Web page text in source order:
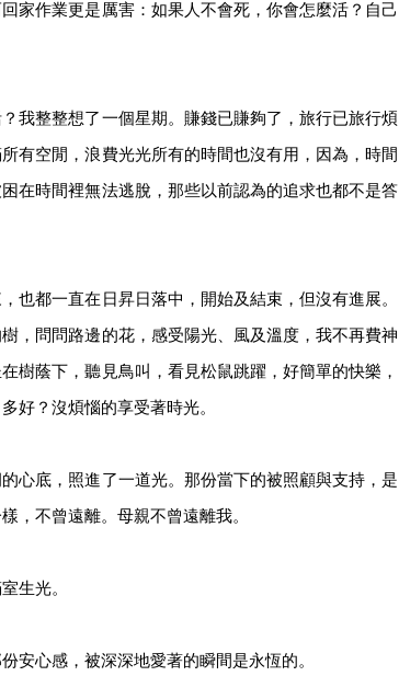
家作業更是厲害：如果人不會死，你會怎麼活？自己
我整整想了一個星期。賺錢已賺夠了，旅行已旅行煩
有空閒，浪費光光所有的時間也沒有用，因為，時間
在時間裡無法逃脫，那些以前認為的追求也都不是答
也都一直在日昇日落中，開始及結束，但沒有進展。
，問問路邊的花，感受陽光、風及溫度，我不再費神
樹蔭下，聽見鳥叫，看見松鼠跳躍，好簡單的快樂，
好？沒煩惱的享受著時光。
心底，照進了一道光。那份當下的被照顧與支持，是
，不曾遠離。母親不曾遠離我。
生光。
安心感，被深深地愛著的瞬間是永恆的。